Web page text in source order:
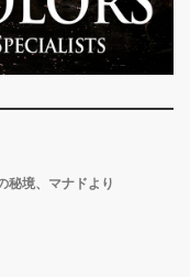
秘境、マナドより